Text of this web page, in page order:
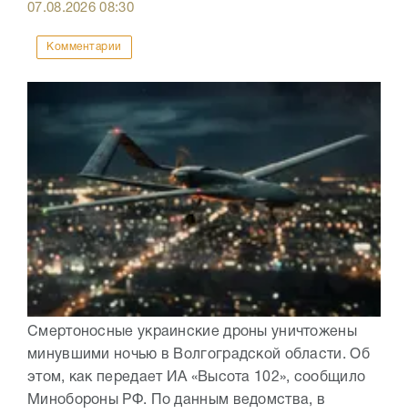
07.08.202608:30
Комментарии
Смертоносные украинские дроны уничтожены
минувшими ночью в Волгоградской области. Об
этом, как передает ИА «Высота 102», сообщило
Минобороны РФ. По данным ведомства, в